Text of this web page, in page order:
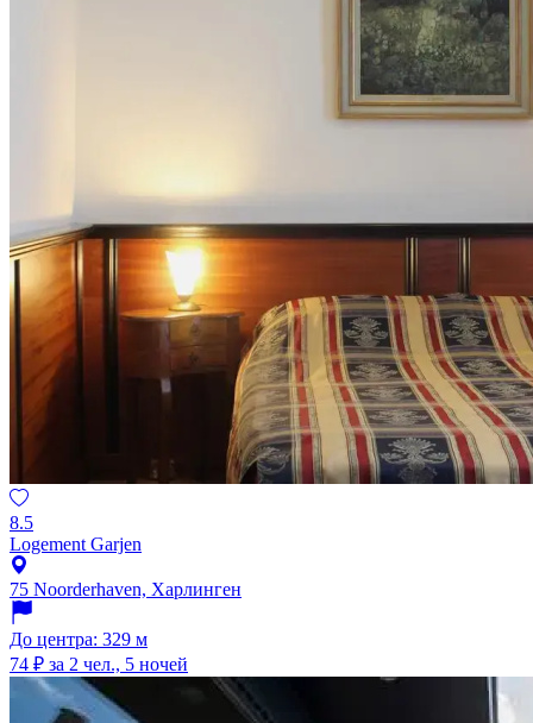
8.5
Logement Garjen
75 Noorderhaven, Харлинген
До центра: 329 м
74 ₽ за 2 чел., 5 ночей